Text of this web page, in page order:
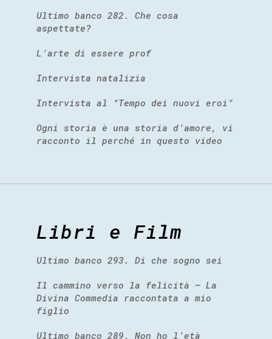
Ultimo banco 282. Che cosa
aspettate?
L’arte di essere prof
Intervista natalizia
Intervista al “Tempo dei nuovi eroi”
Ogni storia è una storia d’amore, vi
racconto il perché in questo video
Libri e Film
Ultimo banco 293. Di che sogno sei
Il cammino verso la felicità – La
Divina Commedia raccontata a mio
figlio
Ultimo banco 289. Non ho l’età